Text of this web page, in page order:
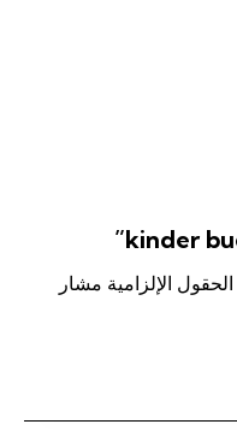
الحقول الإلزامية مشار